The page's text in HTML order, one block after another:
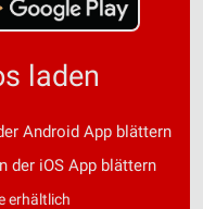
laden
Android App blättern
der iOS App blättern
erhältlich